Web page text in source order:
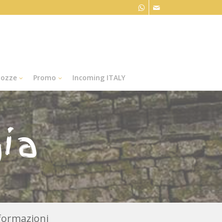
Promo Incoming ITALY